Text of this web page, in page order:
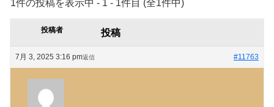
1件の投稿を表示中 - 1 - 1件目 (全1件中)
投稿者 投稿
7月 3, 2025 3:16 pm #11763
返信